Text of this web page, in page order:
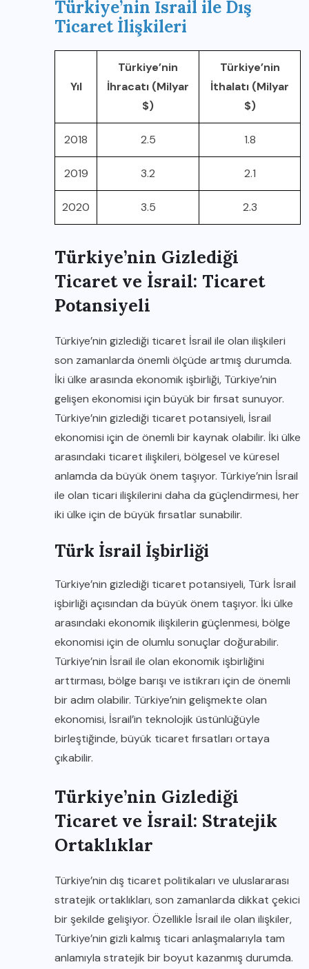
Türkiye’nin İsrail ile Dış
Ticaret İlişkileri
Yıl
Türkiye’nin
İhracatı (Milyar
$)
Türkiye’nin
İthalatı (Milyar
$)
2018 2.5 1.8
2019 3.2 2.1
2020 3.5 2.3
Türkiye’nin Gizlediği
Ticaret ve İsrail: Ticaret
Potansiyeli
Türkiye’nin gizlediği ticaret İsrail ile olan ilişkileri
son zamanlarda önemli ölçüde artmış durumda.
İki ülke arasında ekonomik işbirliği, Türkiye’nin
gelişen ekonomisi için büyük bir fırsat sunuyor.
Türkiye’nin gizlediği ticaret potansiyeli, İsrail
ekonomisi için de önemli bir kaynak olabilir. İki ülke
arasındaki ticaret ilişkileri, bölgesel ve küresel
anlamda da büyük önem taşıyor. Türkiye’nin İsrail
ile olan ticari ilişkilerini daha da güçlendirmesi, her
iki ülke için de büyük fırsatlar sunabilir.
Türk İsrail İşbirliği
Türkiye’nin gizlediği ticaret potansiyeli, Türk İsrail
işbirliği açısından da büyük önem taşıyor. İki ülke
arasındaki ekonomik ilişkilerin güçlenmesi, bölge
ekonomisi için de olumlu sonuçlar doğurabilir.
Türkiye’nin İsrail ile olan ekonomik işbirliğini
arttırması, bölge barışı ve istikrarı için de önemli
bir adım olabilir. Türkiye’nin gelişmekte olan
ekonomisi, İsrail’in teknolojik üstünlüğüyle
birleştiğinde, büyük ticaret fırsatları ortaya
çıkabilir.
Türkiye’nin Gizlediği
Ticaret ve İsrail: Stratejik
Ortaklıklar
Türkiye’nin dış ticaret politikaları ve uluslararası
stratejik ortaklıkları, son zamanlarda dikkat çekici
bir şekilde gelişiyor. Özellikle İsrail ile olan ilişkiler,
Türkiye’nin gizli kalmış ticari anlaşmalarıyla tam
anlamıyla stratejik bir boyut kazanmış durumda.